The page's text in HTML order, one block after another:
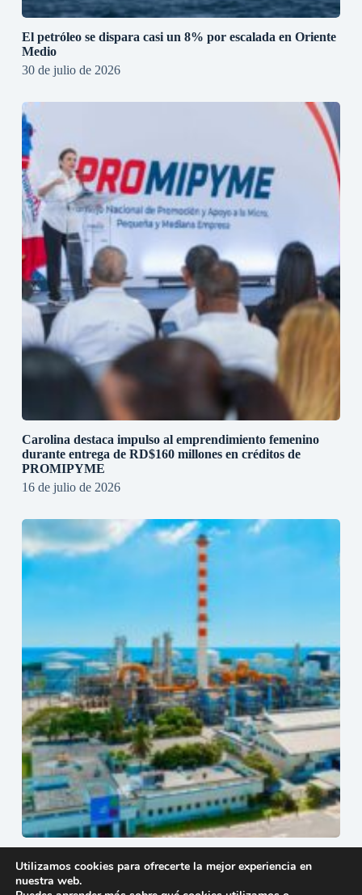
El petróleo se dispara casi un 8% por escalada en Oriente
Medio
30 de julio de 2026
Carolina destaca impulso al emprendimiento femenino
durante entrega de RD$160 millones en créditos de
PROMIPYME
16 de julio de 2026
fortalece la confiabilidad de sus operaciones
12 de julio de 2026
Utilizamos cookies para ofrecerte la mejor experiencia en
nuestra web.